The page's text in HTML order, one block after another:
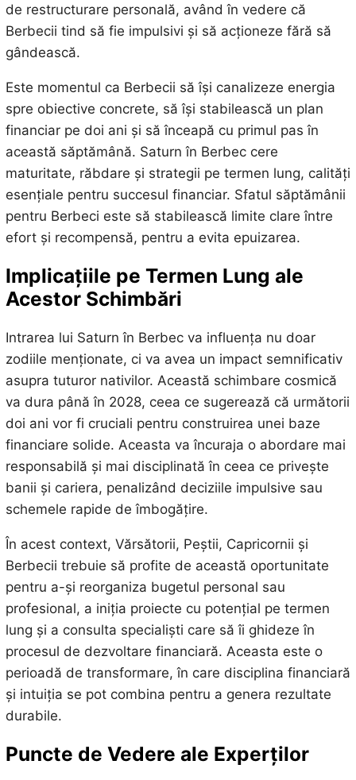
de restructurare personală, având în vedere că
Berbecii tind să fie impulsivi și să acționeze fără să
gândească.
Este momentul ca Berbecii să își canalizeze energia
spre obiective concrete, să își stabilească un plan
financiar pe doi ani și să înceapă cu primul pas în
această săptămână. Saturn în Berbec cere
maturitate, răbdare și strategii pe termen lung, calități
esențiale pentru succesul financiar. Sfatul săptămânii
pentru Berbeci este să stabilească limite clare între
efort și recompensă, pentru a evita epuizarea.
Implicațiile pe Termen Lung ale
Acestor Schimbări
Intrarea lui Saturn în Berbec va influența nu doar
zodiile menționate, ci va avea un impact semnificativ
asupra tuturor nativilor. Această schimbare cosmică
va dura până în 2028, ceea ce sugerează că următorii
doi ani vor fi cruciali pentru construirea unei baze
financiare solide. Aceasta va încuraja o abordare mai
responsabilă și mai disciplinată în ceea ce privește
banii și cariera, penalizând deciziile impulsive sau
schemele rapide de îmbogățire.
În acest context, Vărsătorii, Peștii, Capricornii și
Berbecii trebuie să profite de această oportunitate
pentru a-și reorganiza bugetul personal sau
profesional, a iniția proiecte cu potențial pe termen
lung și a consulta specialiști care să îi ghideze în
procesul de dezvoltare financiară. Aceasta este o
perioadă de transformare, în care disciplina financiară
și intuiția se pot combina pentru a genera rezultate
durabile.
Puncte de Vedere ale Experților